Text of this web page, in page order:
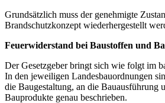
Grundsätzlich muss der genehmigte
Brandschutzkonzept wiederhergestellt
Feuerwiderstand bei Baustoffen und
Der Gesetzgeber bringt sich wie folgt im
In den jeweiligen Landesbauordnungen
die Baugestaltung, an die Bauausführung
Bauprodukte genau beschrieben.